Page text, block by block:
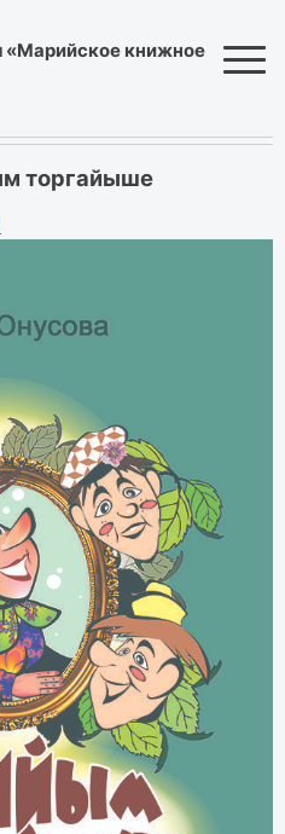
«Марийское книжное
торгайыше